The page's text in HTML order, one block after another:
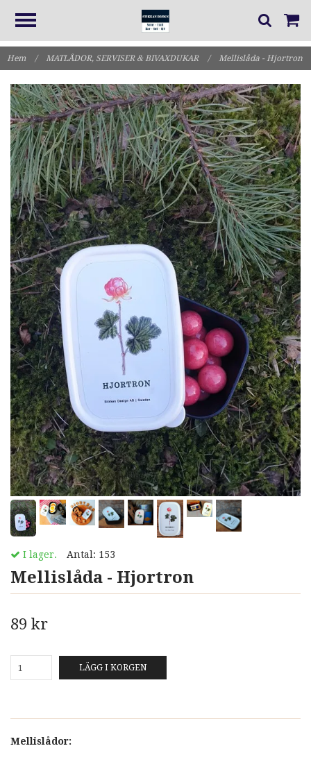
Hem / MATLÅDOR, SERVISER & BIVAXDUKAR / Mellislåda - Hjortron
I lager. Antal: 153
Mellislåda - Hjortron
89 kr
LÄGG I KORGEN
Mellislådor: